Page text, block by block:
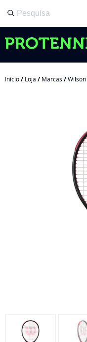
Início/ Loja / Marcas /Wilson